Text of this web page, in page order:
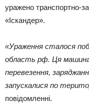
уражено транспортно-
«Іскандер».
«Ураження сталося
область рф. Ця
перевезення,
запускалися по
повідомленні.